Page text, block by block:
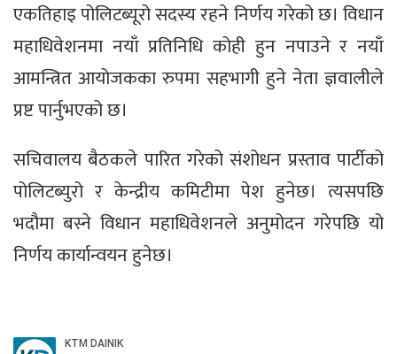
एकतिहाइ पोलिटब्यूरो सदस्य रहने निर्णय गरेको छ। विधान
महाधिवेशनमा नयाँ प्रतिनिधि कोही हुन नपाउने र नयाँ
आमन्त्रित आयोजकका रुपमा सहभागी हुने नेता ज्ञवालीले
प्रष्ट पार्नुभएको छ।
सचिवालय बैठकले पारित गरेको संशोधन प्रस्ताव पार्टीको
पोलिटब्युरो र केन्द्रीय कमिटीमा पेश हुनेछ। त्यसपछि
भदौमा बस्ने विधान महाधिवेशनले अनुमोदन गरेपछि यो
निर्णय कार्यान्वयन हुनेछ।